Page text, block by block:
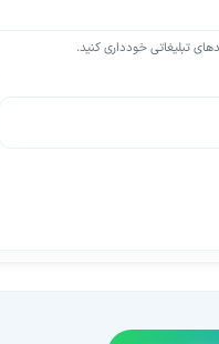
تبلیغاتی خودداری کنید.